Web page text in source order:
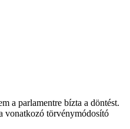
a parlamentre bízta a döntést.
vonatkozó törvénymódosító